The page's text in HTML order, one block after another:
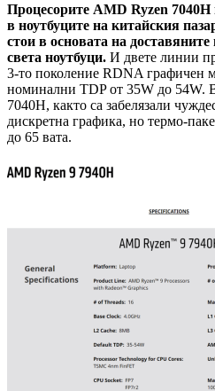
Процесорите AMD Ryzen
в ноутбуците на китайския
стои в основата на
света ноутбуци. И двете линии
3-то поколение RDNA графичен
номинални TDP от 35W до 54W.
7040H, както са забелязали
дискретна графика, но термо-
до 65 вата.